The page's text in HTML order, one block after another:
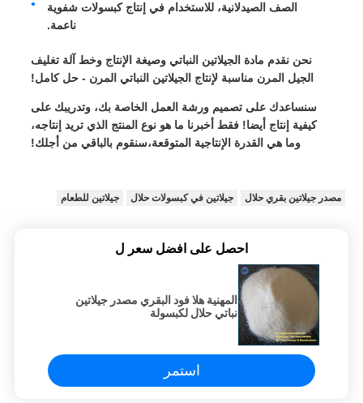
الصف الصيدلانية، للاستخدام في إنتاج كبسولات شفوية
ناعمة.
نحن نقدم مادة الجيلاتين النباتي وصيغة الإنتاج وخط آلة تغليف
الجيل المرن مناسبة لإنتاج الجيلاتين النباتي المرن - حل كامل!
سنساعدك على تصميم ورشة العمل الخاصة بك، وتدريبك على
كيفية إنتاج أيضا! فقط أخبرنا ما هو نوع المنتج الذي تريد إنتاجه،
وما هي القدرة الإنتاجية المتوقعة،سنقوم بالباقي من أجلك!
مصدر جيلاتين بقري حلال جيلاتين في كبسولات حلال جيلاتين للطعام
احصل على افضل سعر ل
المهنية هلا فود البقري مصدر جيلاتين
نباتي حلال لكبسولة
استمر